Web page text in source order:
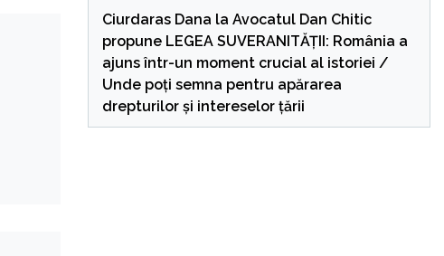
Ciurdaras Dana la Avocatul Dan Chitic
propune LEGEA SUVERANITĂȚII: România a
ajuns într-un moment crucial al istoriei /
Unde poți semna pentru apărarea
drepturilor și intereselor țării